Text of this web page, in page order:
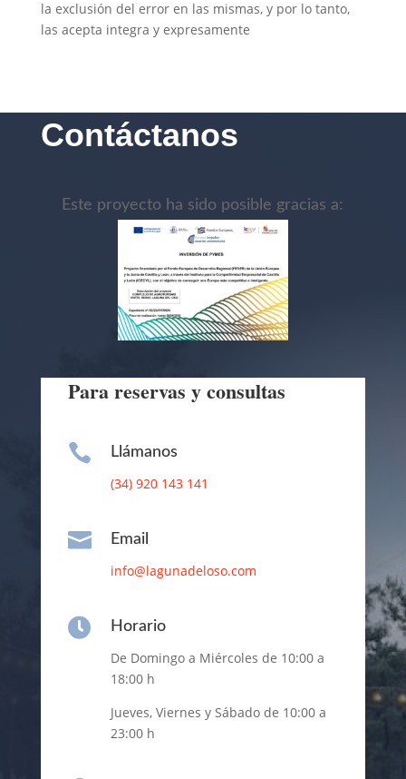
la exclusión del error en las mismas, y por lo tanto,
las acepta integra y expresamente
Contáctanos
Este proyecto ha sido posible gracias a:
Para reservas y consultas
 Llámanos
(34) 920 143 141
 Email
info@lagunadeloso.com
 Horario
De Domingo a Miércoles de 10:00 a
18:00 h
Jueves, Viernes y Sábado de 10:00 a
23:00 h